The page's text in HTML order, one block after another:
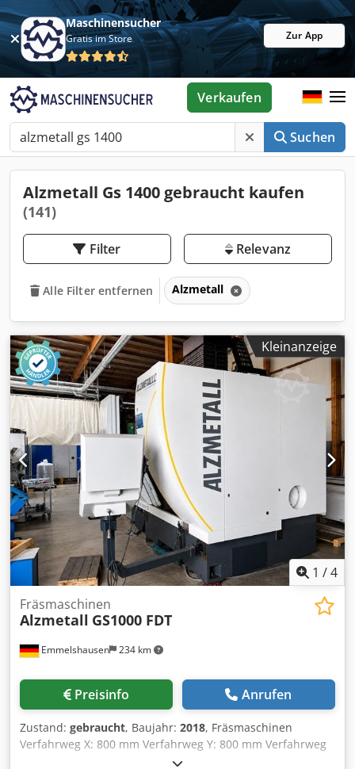
Maschinensucher
Gratis im Store Zur App
Suchen
Verkaufen
Alzmetall Gs 1400 gebraucht kaufen
(141)
Filter Relevanz
Alle Filter entfernen Alzmetall
Kleinanzeige
1 /4
Emmelshausen 234 km
Fräsmaschinen
Alzmetall GS1000 FDT
Preisinfo Anrufen
Zustand: gebraucht, Baujahr: 2018, Fräsmaschinen
Verfahrweg X: 800 mm Verfahrweg Y: 800 mm Verfahrweg
Z: 600 mm HSC-Maschine Csdpfx Acjzrt S Iszerf Anzahl der